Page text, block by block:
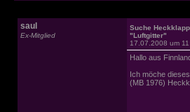
saul
Ex-Mitglied
Suche
"Luftgitter"
17.07.2008 um
Hallo aus
Ich möche
(MB 1976)